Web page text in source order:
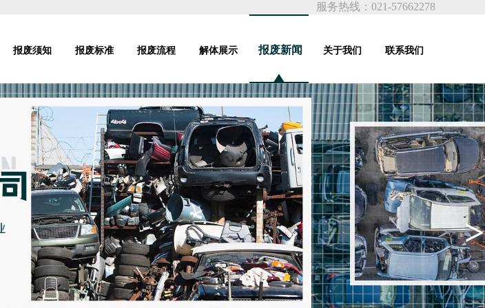
服务热线：021-57662278
报废须知 报废标准 报废流程 解体展示 报废新闻 关于我们 联系我们
>